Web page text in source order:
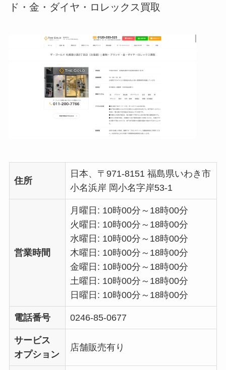
ド・金・ダイヤ・ロレックス買取
住所
日本、〒971-8151 福島県いわき市
小名浜岸 岡小名字岸53-1
営業時間
月曜日: 10時00分～18時00分
火曜日: 10時00分～18時00分
水曜日: 10時00分～18時00分
木曜日: 10時00分～18時00分
金曜日: 10時00分～18時00分
土曜日: 10時00分～18時00分
日曜日: 10時00分～18時00分
電話番号 0246-85-0677
サービス
オプション
店舗販売有り